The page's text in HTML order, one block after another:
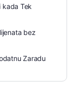
kada Tek
bez
Zaradu